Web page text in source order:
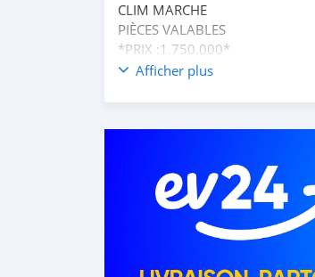
CLIM MARCHE
PIÈCES VALABLES
*PRIX :1.750.000*
Afficher plus